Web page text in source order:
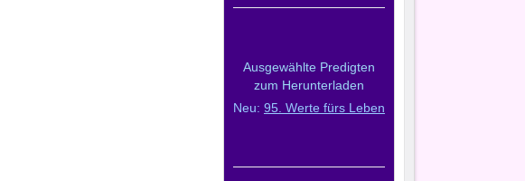
Ausgewählte Predigten
zum Herunterladen
Neu: 95. Werte fürs Leben